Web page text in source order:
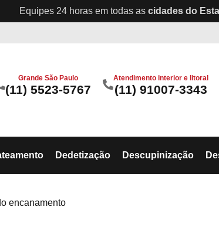
Equipes 24 horas em todas as cidades do
Grande São Paulo
(11) 5523-5767
Atendimento interior e litoral
(11) 91007-3343
Dedetização Descupinização
encanamento